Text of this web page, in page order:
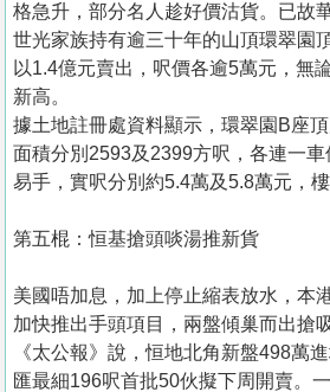
格急升，部分名人趁好價沽貨。已故
世光家族持有逾三十年的山頂環翠園
以1.4億元賣出，呎價各逾5萬元，無
新高。
據土地註冊處資料顯示，環翠園B座
面積分別2593及2399方呎，各連一
易手，實呎分別約5.4萬及5.8萬元，樓
第五棍：恒基搶頭啖湯推新貨
美國唔加息，加上停止縮表放水，本
加快推出手頭項目，兩盤傾巢而出搶吸
《太公報》說，恒地北角新盤498萬
匯最細196呎首批50伙擬下周開賣。